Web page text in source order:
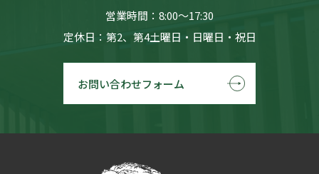
営業時間：8:00〜17:30
定休日：第2、第4土曜日・日曜日・祝日
お問い合わせフォーム